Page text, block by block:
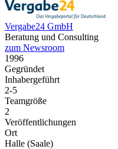
Vergabe24 GmbH
Beratung und Consulting
zum Newsroom
1996
Gegründet
Inhabergeführt
2-5
Teamgröße
2
Veröffentlichungen
Ort
Halle (Saale)